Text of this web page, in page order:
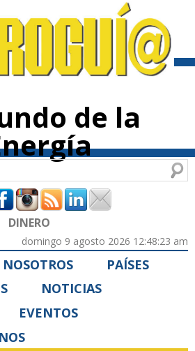
contenido
de la
búsqueda
DINERO
domingo 9 agosto 2026 12:48:23 am
NOSOTROS
PAÍSES
NOTICIAS
EVENTOS